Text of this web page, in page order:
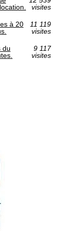
visites
à 20
11 119
visites
du
9 117
visites